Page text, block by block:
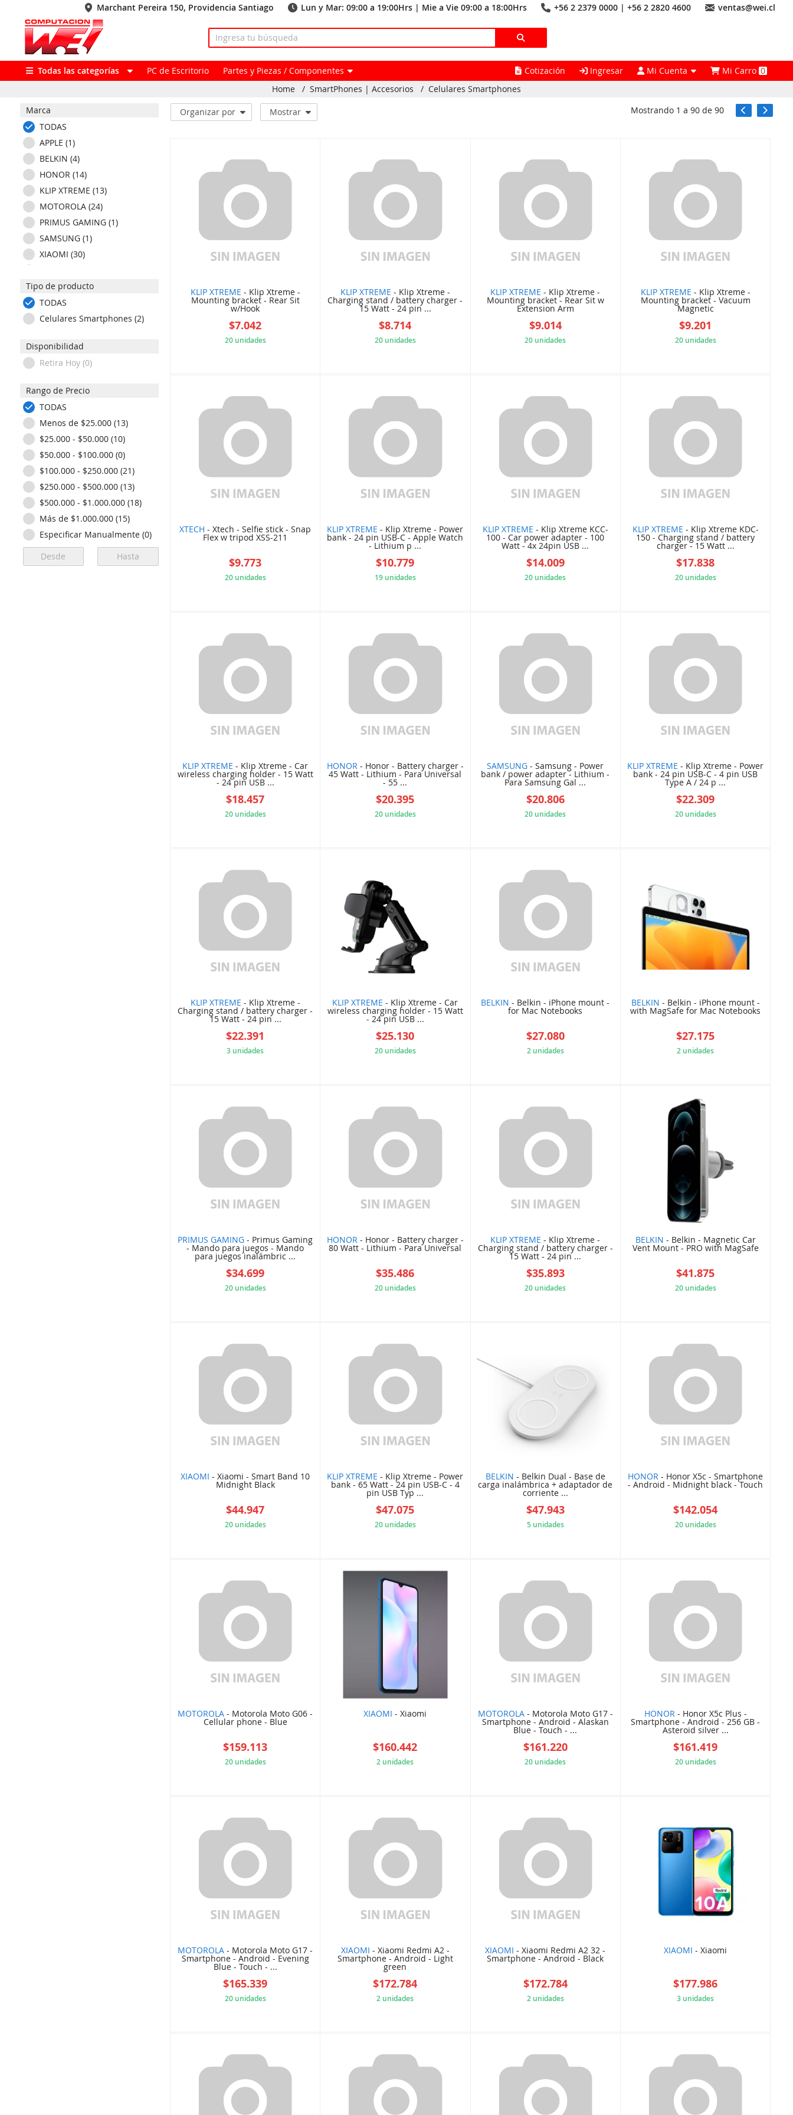
Marchant Pereira 150, Providencia Santiago Lun y Mar: 09:00 a 19:00Hrs | Mie a Vie 09:00 a 18:00Hrs +56 2 2379 0000 | +56 2 2820 4600 ventas@wei.cl
Todas las categorías PC de Escritorio Partes y Piezas / Componentes Cotización Ingresar Mi Cuenta Mi Carro0
Home
/ SmartPhones | Accesorios / Celulares Smartphones
Marca
TODAS
APPLE (1)
BELKIN (4)
HONOR (14)
KLIP XTREME (13)
MOTOROLA (24)
PRIMUS GAMING (1)
SAMSUNG (1)
XIAOMI (30)
ZEBRA (1)
Tipo de producto
TODAS
Celulares Smartphones (2)
Disponibilidad
Retira Hoy (0)
Rango de Precio
TODAS
Menos de $25.000 (13)
$25.000 - $50.000 (10)
$50.000 - $100.000 (0)
$100.000 - $250.000 (21)
$250.000 - $500.000 (13)
$500.000 - $1.000.000 (18)
Más de $1.000.000 (15)
Especificar Manualmente (0)
Organizar por Mostrar Mostrando 1 a90 de90
KLIP XTREME - Klip Xtreme -
Mounting bracket - Rear Sit
w/Hook
$7.042
20 unidades
KLIP XTREME - Klip Xtreme -
Charging stand / battery charger -
15 Watt - 24 pin ...
$8.714
20 unidades
KLIP XTREME - Klip Xtreme -
Mounting bracket - Rear Sit w
Extension Arm
$9.014
20 unidades
KLIP XTREME - Klip Xtreme -
Mounting bracket - Vacuum
Magnetic
$9.201
20 unidades
XTECH - Xtech - Selfie stick - Snap
Flex w tripod XSS-211
$9.773
20 unidades
KLIP XTREME - Klip Xtreme - Power
bank - 24 pin USB-C - Apple Watch
- Lithium p ...
$10.779
19 unidades
KLIP XTREME - Klip Xtreme KCC-
100 - Car power adapter - 100
Watt - 4x 24pin USB ...
$14.009
20 unidades
KLIP XTREME - Klip Xtreme KDC-
150 - Charging stand / battery
charger - 15 Watt ...
$17.838
20 unidades
KLIP XTREME - Klip Xtreme - Car
wireless charging holder - 15 Watt
- 24 pin USB ...
$18.457
20 unidades
HONOR- Honor - Battery charger -
45 Watt - Lithium - Para Universal
- 55 ...
$20.395
20 unidades
SAMSUNG - Samsung - Power
bank / power adapter - Lithium -
Para Samsung Gal ...
$20.806
20 unidades
KLIP XTREME - Klip Xtreme - Power
bank - 24 pin USB-C - 4 pin USB
Type A / 24 p ...
$22.309
20 unidades
KLIP XTREME - Klip Xtreme -
Charging stand / battery charger -
15 Watt - 24 pin ...
$22.391
3 unidades
KLIP XTREME - Klip Xtreme - Car
wireless charging holder - 15 Watt
- 24 pin USB ...
$25.130
20 unidades
BELKIN - Belkin - iPhone mount -
for Mac Notebooks
$27.080
2 unidades
BELKIN - Belkin - iPhone mount -
with MagSafe for Mac Notebooks
$27.175
2 unidades
PRIMUS GAMING - Primus Gaming
- Mando para juegos - Mando
para juegos inalámbric ...
$34.699
20 unidades
HONOR - Honor - Battery charger -
80 Watt - Lithium - Para Universal
$35.486
20 unidades
KLIP XTREME - Klip Xtreme -
Charging stand / battery charger -
15 Watt - 24 pin ...
$35.893
20 unidades
BELKIN - Belkin - Magnetic Car
Vent Mount - PRO with MagSafe
$41.875
20 unidades
XIAOMI - Xiaomi - Smart Band 10
Midnight Black
$44.947
20 unidades
KLIP XTREME - Klip Xtreme - Power
bank - 65 Watt - 24 pin USB-C - 4
pin USB Typ ...
$47.075
20 unidades
BELKIN - Belkin Dual - Base de
carga inalámbrica + adaptador de
corriente ...
$47.943
5 unidades
HONOR - Honor X5c - Smartphone
- Android - Midnight black - Touch
$142.054
20 unidades
MOTOROLA - Motorola Moto G06 -
Cellular phone - Blue
$159.113
20 unidades
XIAOMI - Xiaomi
$160.442
2 unidades
MOTOROLA- Motorola Moto G17 -
Smartphone - Android - Alaskan
Blue - Touch - ...
$161.220
20 unidades
HONOR - Honor X5c Plus -
Smartphone - Android - 256 GB -
Asteroid silver ...
$161.419
20 unidades
MOTOROLA - Motorola Moto G17 -
Smartphone - Android - Evening
Blue - Touch - ...
$165.339
20 unidades
XIAOMI - Xiaomi Redmi A2 -
Smartphone - Android - Light
green
$172.784
2 unidades
XIAOMI - Xiaomi Redmi A2 32 -
Smartphone - Android - Black
$172.784
2 unidades
XIAOMI - Xiaomi
$177.986
3 unidades